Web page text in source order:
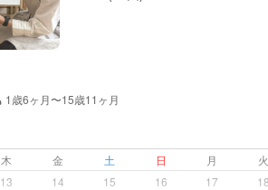
自治体届出済ベビーシッター
保育士
幼稚園教諭
送迎サポート
外国語対応
子育て経験
1歳6ヶ月〜15歳11ヶ月
木 金 土 日 月
13 14 15 16 17